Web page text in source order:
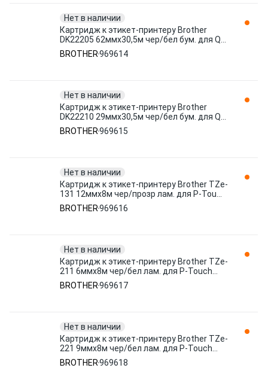
Нет в наличии
Картридж к этикет-принтеру Brother
DK22205 62ммх30,5м чер/бел бум. для QL
969614
BROTHER969614
Нет в наличии
Картридж к этикет-принтеру Brother
DK22210 29ммх30,5м чер/бел бум. для QL
969615
BROTHER969615
Нет в наличии
Картридж к этикет-принтеру Brother TZe-
131 12ммх8м чер/прозр лам. для P-Tou
969616
BROTHER969616
Нет в наличии
Картридж к этикет-принтеру Brother TZe-
211 6ммх8м чер/бел лам. для P-Touch
969617
BROTHER969617
Нет в наличии
Картридж к этикет-принтеру Brother TZe-
221 9ммх8м чер/бел лам. для P-Touch
969618
BROTHER969618